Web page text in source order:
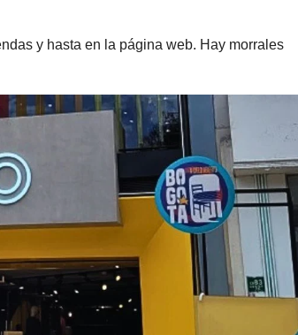
y hasta en la página web. Hay morrales